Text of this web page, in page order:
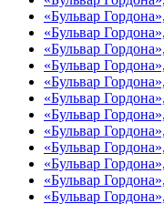
«Бульвар
«Бульвар
«Бульвар
«Бульвар
«Бульвар
«Бульвар
«Бульвар
«Бульвар
«Бульвар
«Бульвар
«Бульвар
«Бульвар